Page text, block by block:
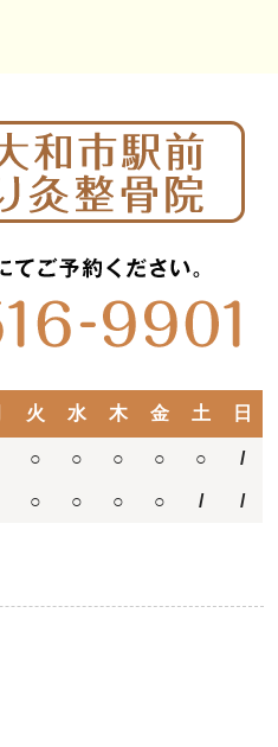
火 水 木 金 土 日
○ ○ ○ ○ ○ /
○ ○ ○ ○ / /